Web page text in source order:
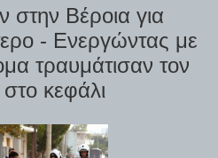
Βέροια για
- Ενεργώντας με
τραυμάτισαν τον
κεφάλι